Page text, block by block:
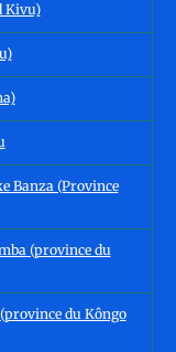
Kivu)
Banza (Province
(province du
du Kôngo